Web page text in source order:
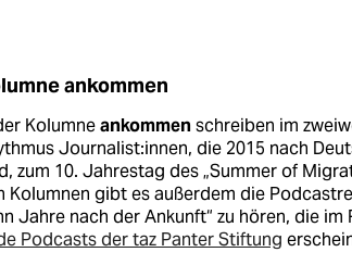
ankommen
Kolumneankommenschreiben im
Journalist:innen, die 2015 nach
zum 10. Jahrestag des „Summer of
Kolumnen gibt es außerdem die
Jahre nach der Ankunft“ zu hören, die im
Podcasts der taz Panter Stiftung